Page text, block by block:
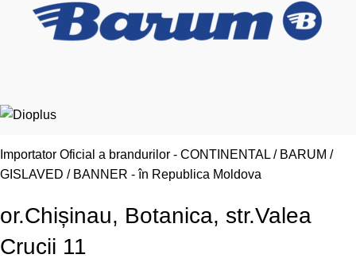
Importator Oficial a brandurilor - CONTINENTAL / BARUM /
GISLAVED / BANNER - în Republica Moldova
or.Chișinau, Botanica, str.Valea
Crucii 11